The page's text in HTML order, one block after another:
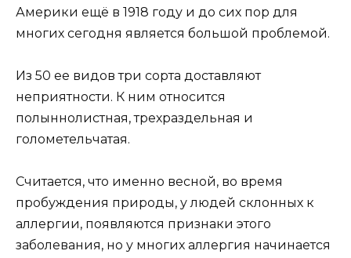
Америки ещё в 1918 году и до сих пор для
многих сегодня является большой проблемой.
Из 50 ее видов три сорта доставляют
неприятности. К ним относится
полыннолистная, трехраздельная и
голометельчатая.
Считается, что именно весной, во время
пробуждения природы, у людей склонных к
аллергии, появляются признаки этого
заболевания, но у многих аллергия начинается